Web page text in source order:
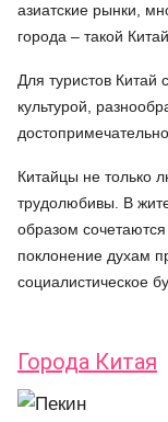
азиатские рынки,
города – такой
Для туристов Китай
культурой,
Китайцы не только
трудолюбивы. В
образом
поклонение духам
социалистическое
Города Китая